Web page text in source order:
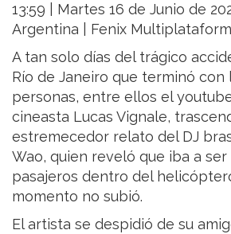
13:59 | Martes 16 de Junio de
Argentina | Fenix
A tan solo días del trágico
Río de Janeiro que terminó con
personas, entre ellos el
cineasta Lucas Vignale,
estremecedor relato del DJ
Wao, quien reveló que iba a
pasajeros dentro del
momento no subió.
El artista se despidió de su